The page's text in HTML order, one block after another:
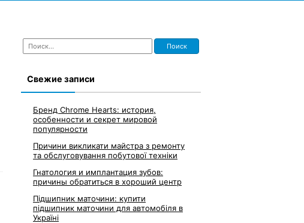
Найти:
Свежие записи
Бренд Chrome Hearts: история,
особенности и секрет мировой
популярности
Причини викликати майстра з ремонту
та обслуговування побутової техніки
Гнатология и имплантация зубов:
причины обратиться в хороший центр
Підшипник маточини: купити
підшипник маточини для автомобіля в
Україні